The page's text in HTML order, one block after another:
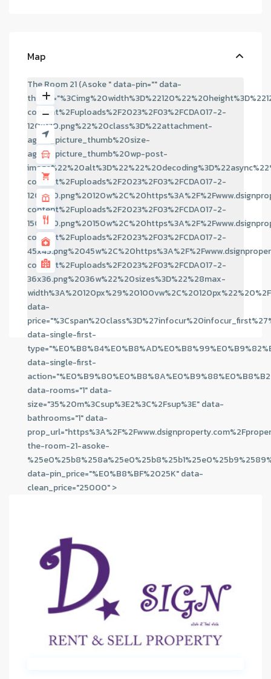
Map
The Room 21 (Asoke " data-pin="" data-
content%2Fuploads%2F2023%2F03%2FCDA017-2-
120x120.png%22%20class%3D%22attachment-
agent_picture_thumb%20size-
agent_picture_thumb%20wp-post-
content%2Fuploads%2F2023%2F03%2FCDA017-2-
content%2Fuploads%2F2023%2F03%2FCDA017-2-
content%2Fuploads%2F2023%2F03%2FCDA017-2-
content%2Fuploads%2F2023%2F03%2FCDA017-2-
36x36.png%2036w%22%20sizes%3D%22%28max-
data-
data-single-first-
data-single-first-
data-rooms="1" data-
size="35%20m%3Csup%3E2%3C%2Fsup%3E" data-
bathrooms="1" data-
the-room-21-asoke-
data-pin_price="%E0%B8%BF%2025K" data-
clean_price="25000" >